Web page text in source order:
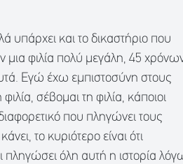
υπάρχει και το δικαστήριο που
μια φιλία πολύ μεγάλη, 45
Εγώ έχω εμπιστοσύνη στους
σέβομαι τη φιλία, κάποιοι
που πληγώνει τους
το κυριότερο είναι ότι
όλη αυτή η ιστορία